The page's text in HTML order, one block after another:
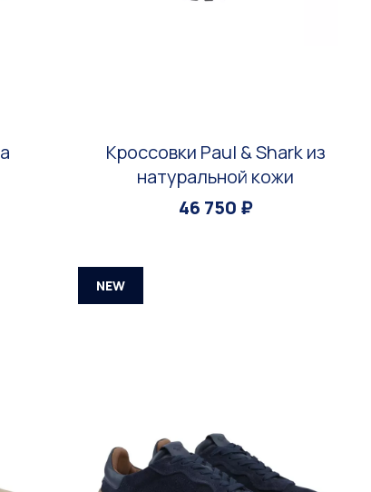
Кроссовки Paul & Shark из
натуральной кожи
46 750 ₽
NEW